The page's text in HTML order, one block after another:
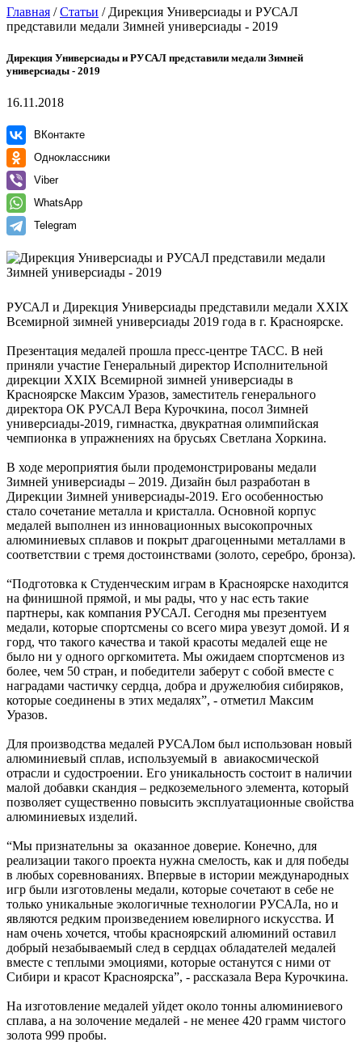
Главная /Статьи / Дирекция Универсиады и РУСАЛ
представили медали Зимней универсиады - 2019
Дирекция Универсиады и РУСАЛ представили медали Зимней
универсиады - 2019
16.11.2018
ВКонтакте
Одноклассники
Viber
WhatsApp
Telegram
РУСАЛ и Дирекция Универсиады представили медали XXIX
Всемирной зимней универсиады 2019 года в г. Красноярске.
Презентация медалей прошла пресс-центре ТАСС. В ней
приняли участие Генеральный директор Исполнительной
дирекции XXIX Всемирной зимней универсиады в
Красноярске Максим Уразов, заместитель генерального
директора ОК РУСАЛ Вера Курочкина, посол Зимней
универсиады-2019, гимнастка, двукратная олимпийская
чемпионка в упражнениях на брусьях Светлана Хоркина.
В ходе мероприятия были продемонстрированы медали
Зимней универсиады – 2019. Дизайн был разработан в
Дирекции Зимней универсиады-2019. Его особенностью
стало сочетание металла и кристалла. Основной корпус
медалей выполнен из инновационных высокопрочных
алюминиевых сплавов и покрыт драгоценными металлами в
соответствии с тремя достоинствами (золото, серебро, бронза).
“Подготовка к Студенческим играм в Красноярске находится
на финишной прямой, и мы рады, что у нас есть такие
партнеры, как компания РУСАЛ. Сегодня мы презентуем
медали, которые спортсмены со всего мира увезут домой. И я
горд, что такого качества и такой красоты медалей еще не
было ни у одного оргкомитета. Мы ожидаем спортсменов из
более, чем 50 стран, и победители заберут с собой вместе с
наградами частичку сердца, добра и дружелюбия сибиряков,
которые соединены в этих медалях”, - отметил Максим
Уразов.
Для производства медалей РУСАЛом был использован новый
алюминиевый сплав, используемый в авиакосмической
отрасли и судостроении. Его уникальность состоит в наличии
малой добавки скандия – редкоземельного элемента, который
позволяет существенно повысить эксплуатационные свойства
алюминиевых изделий.
“Мы признательны за оказанное доверие. Конечно, для
реализации такого проекта нужна смелость, как и для победы
в любых соревнованиях. Впервые в истории международных
игр были изготовлены медали, которые сочетают в себе не
только уникальные экологичные технологии РУСАЛа, но и
являются редким произведением ювелирного искусства. И
нам очень хочется, чтобы красноярский алюминий оставил
добрый незабываемый след в сердцах обладателей медалей
вместе с теплыми эмоциями, которые останутся с ними от
Сибири и красот Красноярска”, - рассказала Вера Курочкина.
На изготовление медалей уйдет около тонны алюминиевого
сплава, а на золочение медалей - не менее 420 грамм чистого
золота 999 пробы.